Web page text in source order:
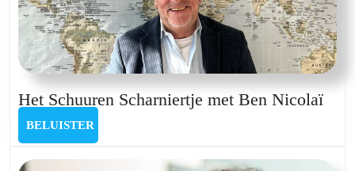
Het Schuuren Scharniertje met Ben NicolaïHet
met
BELUISTER